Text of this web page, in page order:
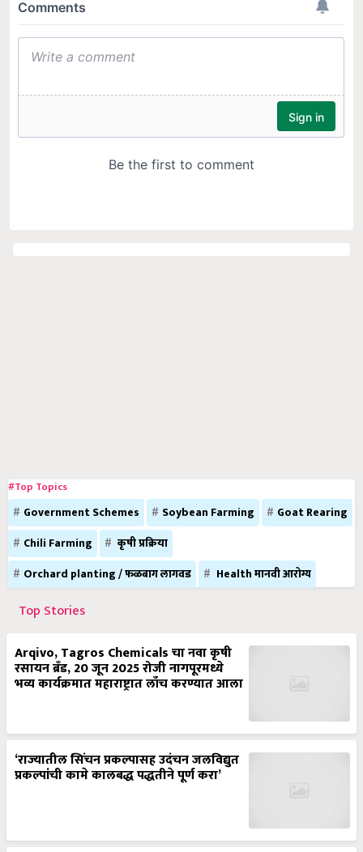
#Top Topics
Government Schemes Soybean Farming
Goat Rearing
Chili Farming
कृषी प्रक्रिया
Orchard planting / फळबाग लागवड
Health मानवी आरोग्य
Top Stories
Arqivo, Tagros Chemicals चा नवा कृषी
रसायन ब्रँड, 20 जून 2025 रोजी नागपूरमध्ये
भव्य कार्यक्रमात महाराष्ट्रात लाँच करण्यात आला
‘राज्यातील सिंचन प्रकल्पासह उदंचन जलविद्युत
प्रकल्पांची कामे कालबद्ध पद्धतीने पूर्ण करा’